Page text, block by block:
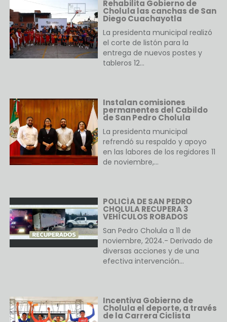
Rehabilita Gobierno de
Cholula las canchas de San
Diego Cuachayotla
La presidenta municipal realizó
el corte de listón para la
entrega de nuevos postes y
tableros 12…
Instalan comisiones
permanentes del Cabildo
de San Pedro Cholula
La presidenta municipal
refrendó su respaldo y apoyo
en las labores de los regidores 11
de noviembre,…
POLICÍA DE SAN PEDRO
CHOLULA RECUPERA 3
VEHÍCULOS ROBADOS
San Pedro Cholula a 11 de
noviembre, 2024.- Derivado de
diversas acciones y de una
efectiva intervención…
Incentiva Gobierno de
Cholula el deporte, a través
de la Carrera Ciclista